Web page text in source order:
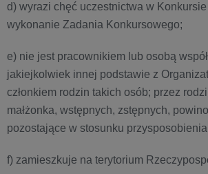
d) wyrazi chęć uczestnictwa w
wykonanie Zadania Konkursowego;
e) nie jest pracownikiem lub osobą
jakiejkolwiek innej podstawie z
członkiem rodzin takich osób; przez
małżonka, wstępnych, zstępnych,
pozostające w stosunku
f) zamieszkuje na terytorium